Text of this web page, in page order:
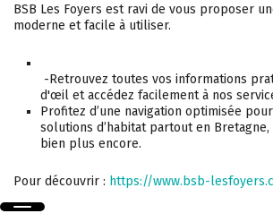
BSB Les Foyers est ravi de vous proposer
moderne et facile à utiliser.
-Retrouvez toutes vos informations
d'œil et accédez facilement à nos
Profitez d’une navigation optimisée
solutions d’habitat partout en
bien plus encore.
Pour découvrir : https://www.bsb-